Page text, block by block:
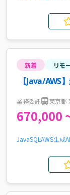
新着 リモ
【Java/AWS
業務委託 東京都
670,000
JavaSQL AWS生成AI